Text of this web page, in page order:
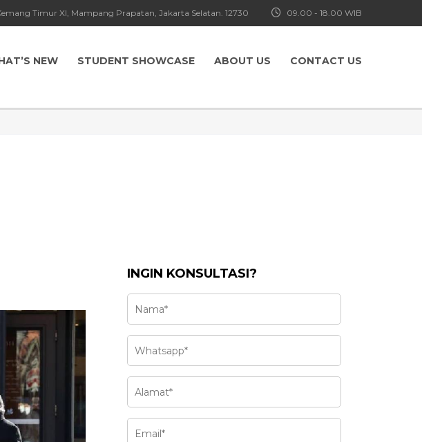
09.00 - 18.00 WIB
Timur XI, Mampang Prapatan, Jakarta Selatan. 12730
NEW STUDENT SHOWCASE ABOUT US CONTACT US
INGIN KONSULTASI?